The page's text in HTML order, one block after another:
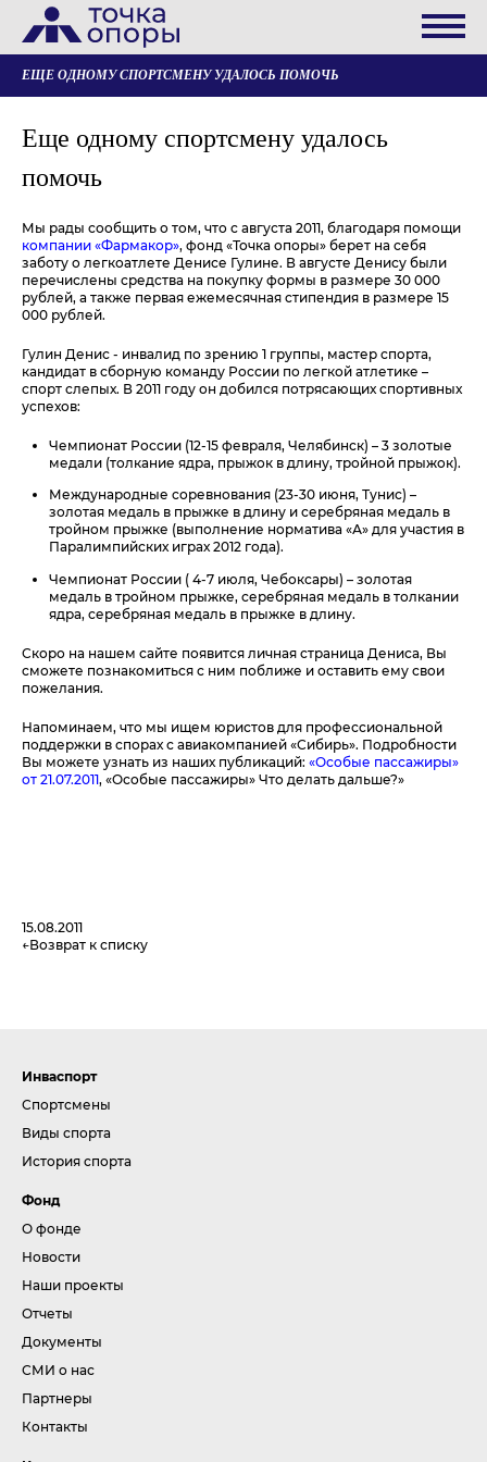
ЕЩЕ ОДНОМУ СПОРТСМЕНУ УДАЛОСЬ ПОМОЧЬ
Еще одному спортсмену удалось
помочь
Мы рады сообщить о том, что с августа 2011, благодаря помощи
компании «Фармакор», фонд «Точка опоры» берет на себя
заботу о легкоатлете Денисе Гулине. В августе Денису были
перечислены средства на покупку формы в размере 30 000
рублей, а также первая ежемесячная стипендия в размере 15
000 рублей.
Гулин Денис - инвалид по зрению 1 группы, мастер спорта,
кандидат в сборную команду России по легкой атлетике –
спорт слепых. В 2011 году он добился потрясающих спортивных
успехов:
Чемпионат России (12-15 февраля, Челябинск) – 3 золотые
медали (толкание ядра, прыжок в длину, тройной прыжок).
Международные соревнования (23-30 июня, Тунис) –
золотая медаль в прыжке в длину и серебряная медаль в
тройном прыжке (выполнение норматива «А» для участия в
Паралимпийских играх 2012 года).
Чемпионат России ( 4-7 июля, Чебоксары) – золотая
медаль в тройном прыжке, серебряная медаль в толкании
ядра, серебряная медаль в прыжке в длину.
Скоро на нашем сайте появится личная страница Дениса, Вы
сможете познакомиться с ним поближе и оставить ему свои
пожелания.
Напоминаем, что мы ищем юристов для профессиональной
поддержки в спорах с авиакомпанией «Сибирь». Подробности
Вы можете узнать из наших публикаций: «Особые пассажиры»
от 21.07.2011, «Особые пассажиры» Что делать дальше?»
15.08.2011
Возврат к списку
Инваспорт
Спортсмены
Виды спорта
История спорта
Фонд
О фонде
Новости
Наши проекты
Отчеты
Документы
СМИ о нас
Партнеры
Контакты